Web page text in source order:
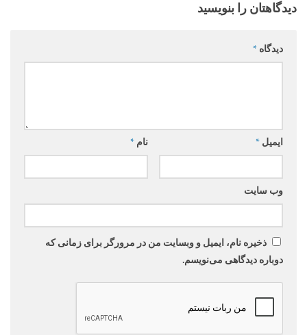
دیدگاهتان را بنویسید
دیدگاه *
نام * ایمیل *
وب‌ سایت
ذخیره نام، ایمیل و وبسایت من در مرورگر برای زمانی که
دوباره دیدگاهی می‌نویسم.